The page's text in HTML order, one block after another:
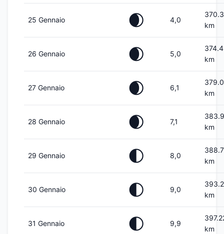
25 Gennaio 🌒 4,0
km
26 Gennaio 🌒 5,0
km
27 Gennaio 🌒 6,1
km
28 Gennaio 🌒 7,1
km
29 Gennaio 🌓 8,0
km
30 Gennaio 🌓 9,0
km
31 Gennaio 🌓 9,9
km